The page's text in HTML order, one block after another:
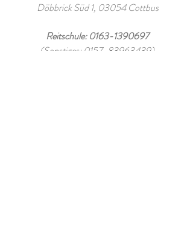
Döbbrick Süd 1, 03054 Cottbus
Reitschule:0163-1390697
(Sonstiges: 0157-83963439)